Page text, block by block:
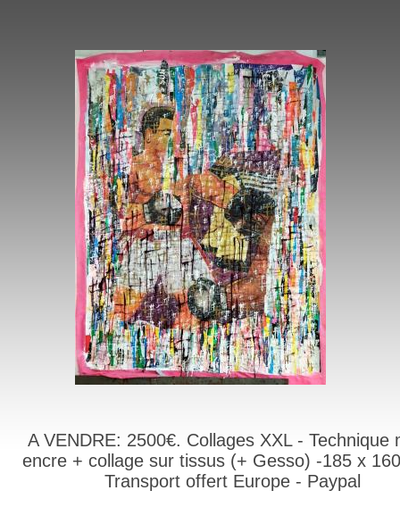
A VENDRE: 2500€. Collages XXL - Technique
encre + collage sur tissus (+ Gesso) -185 x
Transport offert Europe - Paypal